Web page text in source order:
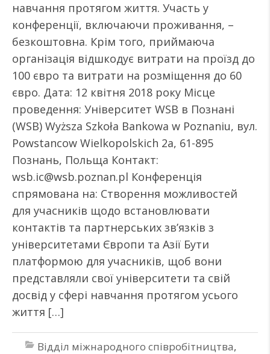
навчання протягом життя. Участь у
конференції, включаючи проживання, –
безкоштовна. Крім того, приймаюча
організація відшкодує витрати на проїзд до
100 євро та витрати на розміщення до 60
євро. Дата: 12 квітня 2018 року Місце
проведення: Університет WSB в Познані
(WSB) Wyższa Szkoła Bankowa w Poznaniu, вул.
Powstancow Wielkopolskich 2a, 61-895
Познань, Польща Контакт:
wsb.ic@wsb.poznan.pl Конференція
спрямована на: Створення можливостей
для учасників щодо встановлювати
контактів та партнерських зв’язків з
університетами Європи та Азії Бути
платформою для учасників, щоб вони
представляли свої університети та свій
досвід у сфері навчання протягом усього
життя […]
Відділ міжнародного співробітництва,